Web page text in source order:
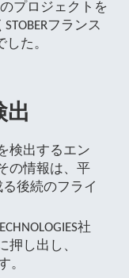
のプロジェクトを
フランス
した。
出
検出するエン
の情報は、平
後続のフライ
社
押し出し、
。